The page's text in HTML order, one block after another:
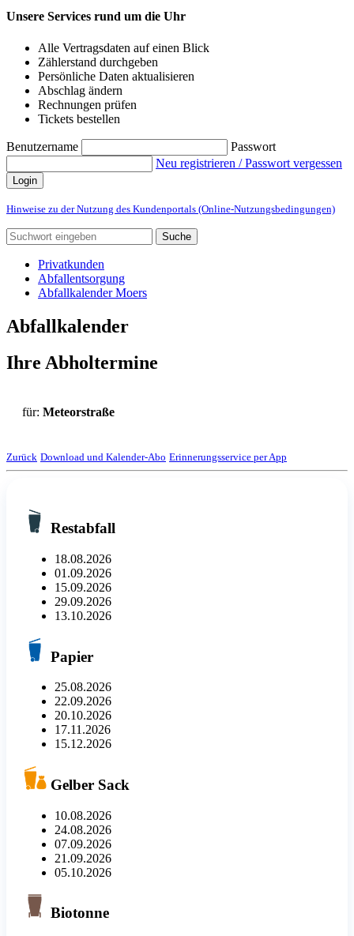
Unsere Services rund um die Uhr
Alle Vertragsdaten auf einen Blick
Zählerstand durchgeben
Persönliche Daten aktualisieren
Abschlag ändern
Rechnungen prüfen
Tickets bestellen
Benutzername
Passwort
Neu registrieren / Passwort vergessen
Login
Hinweise zu der Nutzung des Kundenportals (Online-Nutzungsbedingungen)
Suche
Privatkunden
Abfallentsorgung
Abfallkalender Moers
Abfallkalender
Ihre Abholtermine
für: Meteorstraße
Zurück Download und Kalender-Abo Erinnerungsservice per App
Restabfall
18.08.2026
01.09.2026
15.09.2026
29.09.2026
13.10.2026
Papier
25.08.2026
22.09.2026
20.10.2026
17.11.2026
15.12.2026
Gelber Sack
10.08.2026
24.08.2026
07.09.2026
21.09.2026
05.10.2026
Biotonne